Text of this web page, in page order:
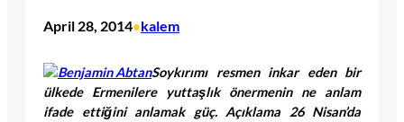
April 28, 2014•kalem
Soykırımı resmen inkar eden bir
ülkede Ermenilere yuttaşlık önermenin ne anlam
ifade ettiğini anlamak güç. Açıklama 26 Nisan’da